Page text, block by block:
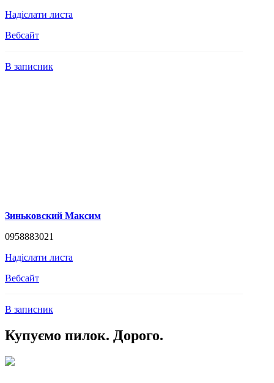
Надіслати листа
Вебсайт
В записник
Зиньковский Максим
0958883021
Надіслати листа
Вебсайт
В записник
Купуємо пилок. Дорого.